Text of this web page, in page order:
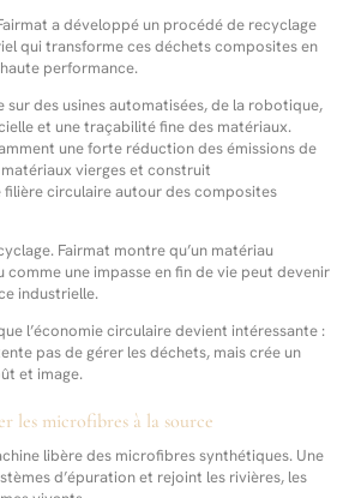
a développé un procédé de recyclage
qui transforme ces déchets composites en
performance.
sur des usines automatisées, de la robotique,
et une traçabilité fine des matériaux.
une forte réduction des émissions de
vierges et construit
filière circulaire autour des composites
Fairmat montre qu’un matériau
une impasse en fin de vie peut devenir
industrielle.
l’économie circulaire devient intéressante :
pas de gérer les déchets, mais crée un
et image.
les microfibres à la source
libère des microfibres synthétiques. Une
d’épuration et rejoint les rivières, les